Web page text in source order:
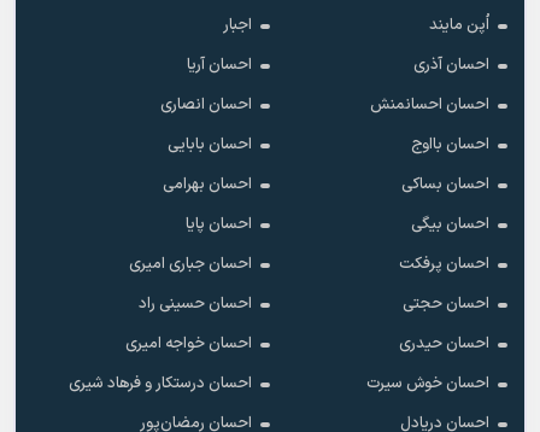
اُپن مایند
اجبار
احسان آذری
احسان آریا
احسان احسانمنش
احسان انصاری
احسان بااوج
احسان بابایی
احسان بساکی
احسان بهرامی
احسان بیگی
احسان پایا
احسان پرفکت
احسان جباری امیری
احسان حجتی
احسان حسینی راد
احسان حیدری
احسان خواجه امیری
احسان خوش سیرت
احسان درستکار و فرهاد شیرى
احسان دریادل
احسان رمضان‌پور